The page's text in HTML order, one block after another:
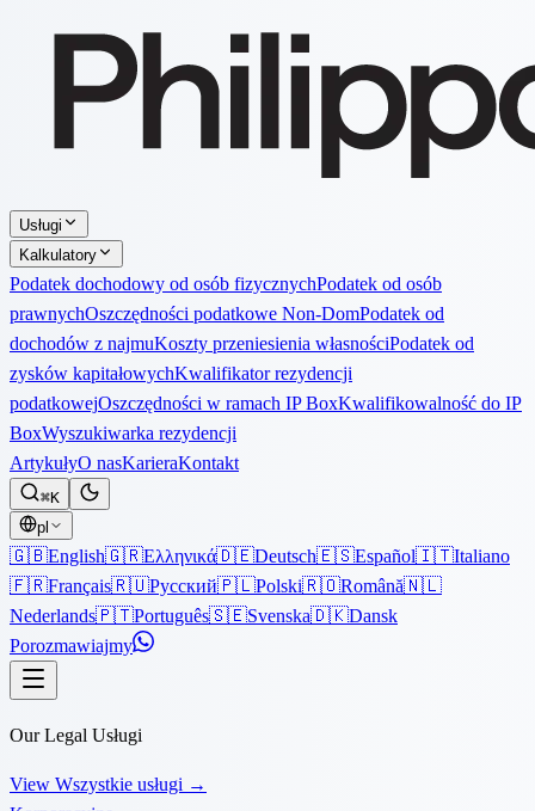
Usługi
Kalkulatory
Podatek dochodowy od osób fizycznychPodatek od osób
prawnychOszczędności podatkowe Non-DomPodatek od
dochodów z najmuKoszty przeniesienia własnościPodatek od
zysków kapitałowychKwalifikator rezydencji
podatkowejOszczędności w ramach IP BoxKwalifikowalność do IP
BoxWyszukiwarka rezydencji
ArtykułyO nasKarieraKontakt
⌘K
pl
🇬🇧English🇬🇷Ελληνικά🇩🇪Deutsch🇪🇸Español🇮🇹Italiano
🇫🇷Français🇷🇺Русский🇵🇱Polski🇷🇴Română🇳🇱
Nederlands🇵🇹Português🇸🇪Svenska🇩🇰Dansk
Porozmawiajmy
Our Legal Usługi
View Wszystkie usługi →